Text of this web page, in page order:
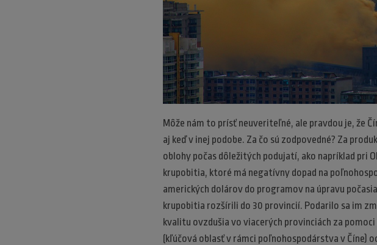
Môže nám to prísť neuveriteľné, ale pravdou je, že
aj keď v inej podobe. Za čo sú zodpovedné? Za
oblohy počas dôležitých podujatí, ako napríklad pri
krupobitia, ktoré má negatívny dopad na
amerických dolárov do programov na úpravu
krupobitia rozšírili do 30 provincií. Podarilo sa im
kvalitu ovzdušia vo viacerých provinciách za
(kľúčová oblasť v rámci poľnohospodárstva v Číne)